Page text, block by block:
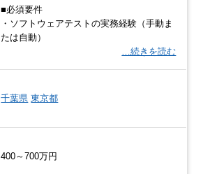
■必須要件
・ソフトウェアテストの実務経験（手動ま
たは自動）
…続きを読む
千葉県 東京都
400～700万円